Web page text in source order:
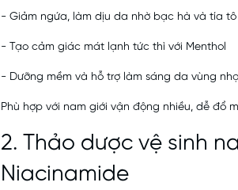
- Giảm ngứa, làm dịu da nhờ bạc hà và tía tô
- Tạo cảm giác mát lạnh tức thì với Menthol
- Dưỡng mềm và hỗ trợ làm sáng da vùng
Phù hợp với nam giới vận động nhiều, dễ đổ
2. Thảo dược vệ sinh
Niacinamide